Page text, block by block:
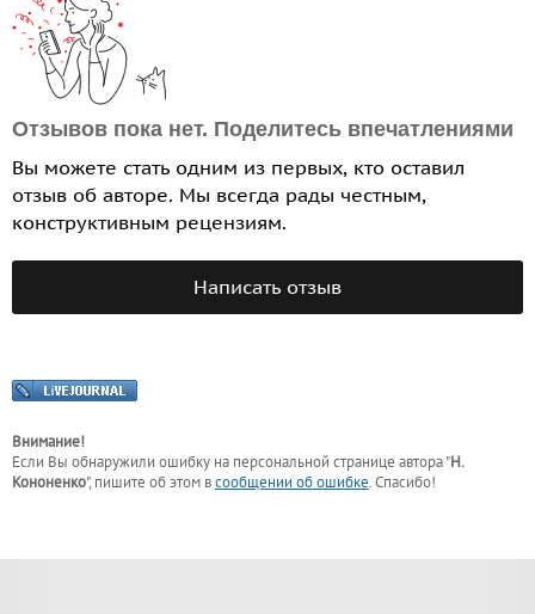
Отзывов пока нет. Поделитесь впечатлениями
Вы можете стать одним из первых, кто оставил
отзыв об авторе. Мы всегда рады честным,
конструктивным рецензиям.
Написать отзыв
Внимание!
Если Вы обнаружили ошибку на персональной странице автора "Н.
Кононенко", пишите об этом всообщении об ошибке. Спасибо!